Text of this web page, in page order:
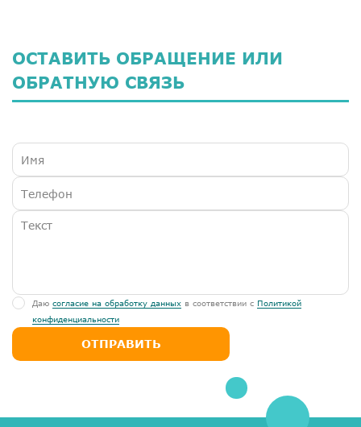
ОСТАВИТЬ ОБРАЩЕНИЕ ИЛИ
ОБРАТНУЮ СВЯЗЬ
Даю согласие на обработку данных в соответствии с Политикой
конфиденциальности
ОТПРАВИТЬ